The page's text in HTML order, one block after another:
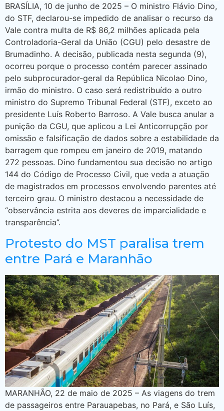
BRASÍLIA, 10 de junho de 2025 – O ministro Flávio Dino,
do STF, declarou-se impedido de analisar o recurso da
Vale contra multa de R$ 86,2 milhões aplicada pela
Controladoria-Geral da União (CGU) pelo desastre de
Brumadinho. A decisão, publicada nesta segunda (9),
ocorreu porque o processo contém parecer assinado
pelo subprocurador-geral da República Nicolao Dino,
irmão do ministro. O caso será redistribuído a outro
ministro do Supremo Tribunal Federal (STF), exceto ao
presidente Luís Roberto Barroso. A Vale busca anular a
punição da CGU, que aplicou a Lei Anticorrupção por
omissão e falsificação de dados sobre a estabilidade da
barragem que rompeu em janeiro de 2019, matando
272 pessoas. Dino fundamentou sua decisão no artigo
144 do Código de Processo Civil, que veda a atuação
de magistrados em processos envolvendo parentes até
terceiro grau. O ministro destacou a necessidade de
“observância estrita aos deveres de imparcialidade e
transparência”.
Protesto do MST paralisa trem
entre Pará e Maranhão
MARANHÃO, 22 de maio de 2025 – As viagens do trem
de passageiros entre Parauapebas, no Pará, e São Luís,